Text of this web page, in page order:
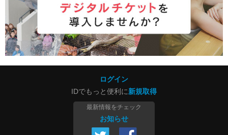
ログイン
IDでもっと便利に新規取得
最新情報をチェック
お知らせ